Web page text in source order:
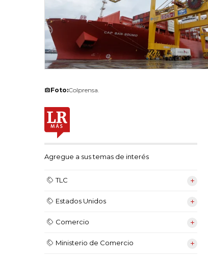
Foto:Colprensa.
Agregue a sus temas de interés
TLC
Estados Unidos
Comercio
Ministerio de Comercio